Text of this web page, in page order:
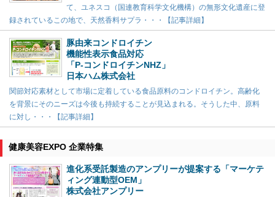
て、ユネスコ（国連教育科学文化機構）の無形文化遺産に登
録されているこの地で、天然香料サプラ・・・【記事詳細】
豚由来コンドロイチン
機能性表示食品対応
「P-コンドロイチンNHZ」
日本ハム株式会社
関節対応素材として市場に定着している食品原料のコンドロイチン。高齢化
を背景にそのニーズは今後も持続することが見込まれる。そうした中、原料
に対し・・・【記事詳細】
健康美容EXPO 企業特集
進化系受託製造のアンプリーが提案する「マーケテ
ィング連動型OEM」
株式会社アンプリー